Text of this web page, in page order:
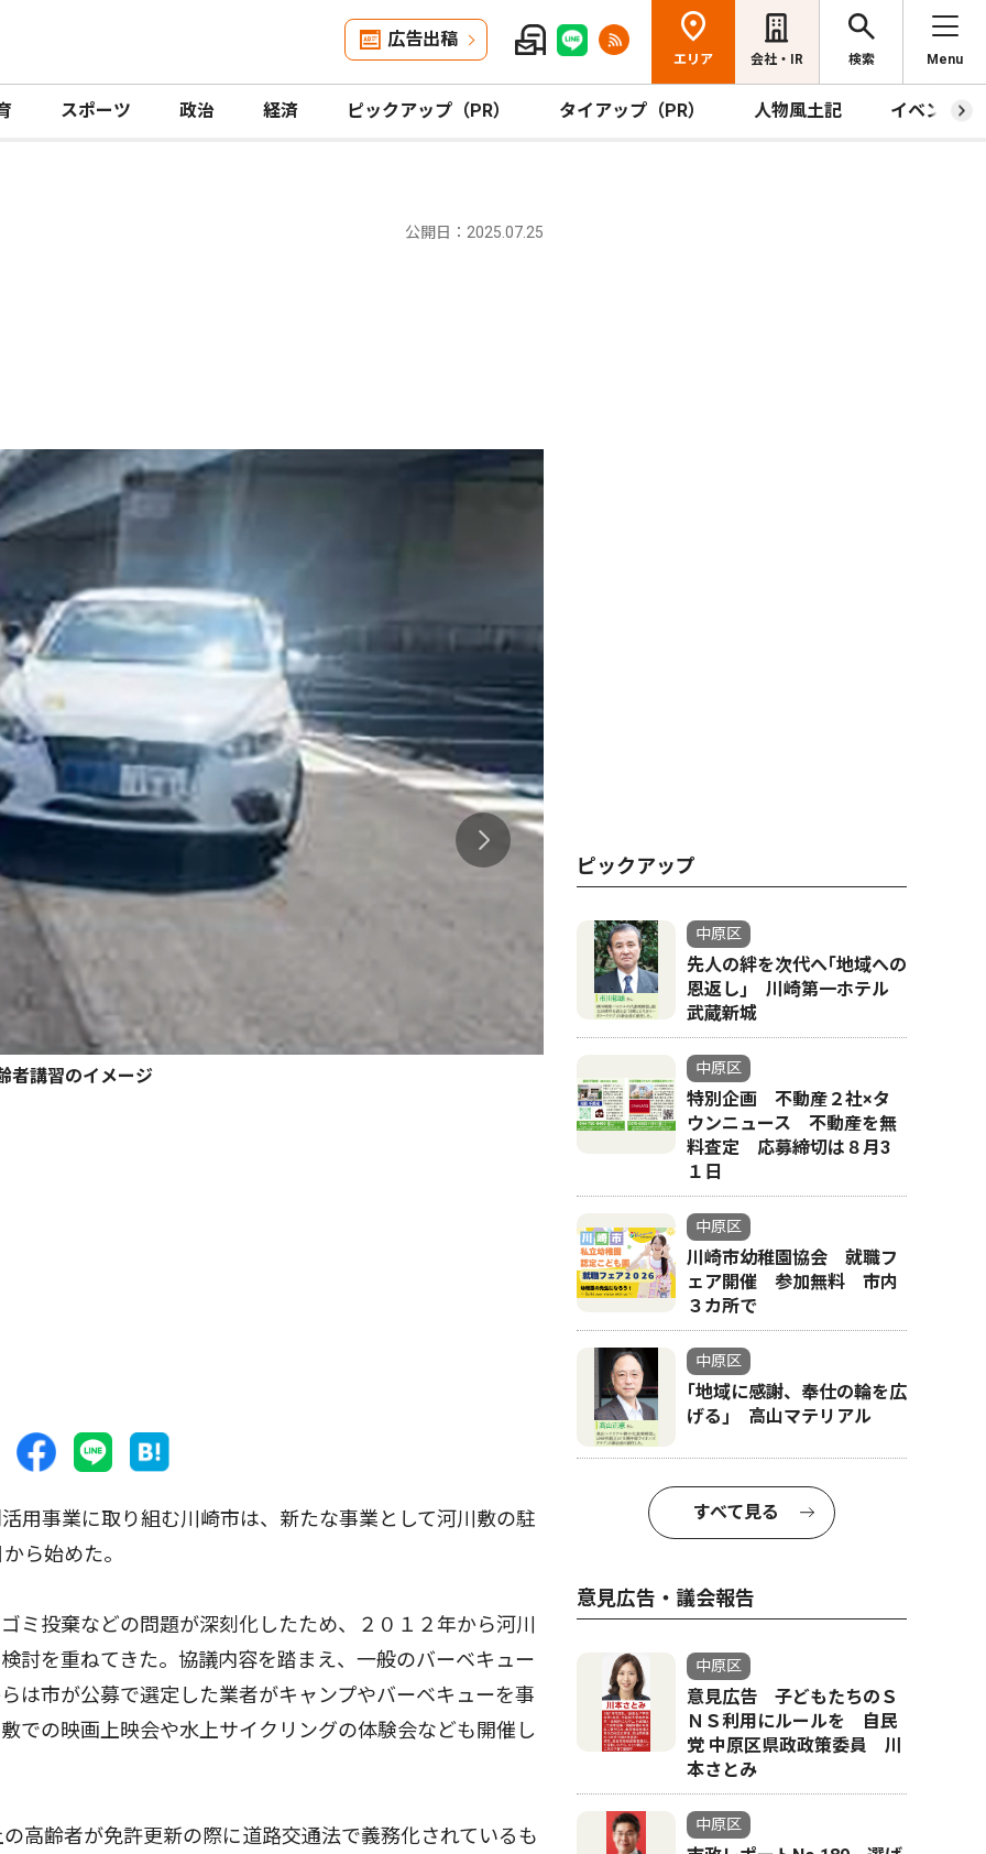
広告出稿
エリア 会社・IR 検索 Menu
スポーツ 政治 経済 ピックアップ（PR） タイアップ（PR） 人物風土記 イベント
公開日：2025.07.25
者講習のイメージ
事業に取り組む川崎市は、新たな事業として河川敷の駐
ら始めた。
投棄などの問題が深刻化したため、２０１２年から河川
討を重ねてきた。協議内容を踏まえ、一般のバーベキュー
は市が公募で選定した業者がキャンプやバーベキューを事
での映画上映会や水上サイクリングの体験会なども開催し
齢者が免許更新の際に道路交通法で義務化されているも
ピックアップ
中原区
先人の絆を次代へ｢地域への
恩返し｣ 川崎第一ホテル
武蔵新城
中原区
特別企画 不動産２社×タ
ウンニュース 不動産を無
料査定 応募締切は８月3
１日
中原区
川崎市幼稚園協会 就職フ
ェア開催 参加無料 市内
３カ所で
中原区
｢地域に感謝、奉仕の輪を広
げる｣ 高山マテリアル
すべて見る
意見広告・議会報告
中原区
意見広告 子どもたちのＳ
ＮＳ利用にルールを 自民
党 中原区県政政策委員 川
本さとみ
中原区